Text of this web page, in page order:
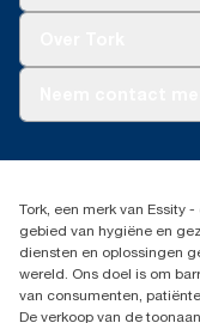
Dispenserklacht
02 766 05 30
Essity Belgium
Berkenlaan 8B
1831 MACHELEN
Tork, een merk van Essity
gebied van hygiëne en
diensten en oplossingen
wereld. Ons doel is om
van consumenten,
De verkoop van de